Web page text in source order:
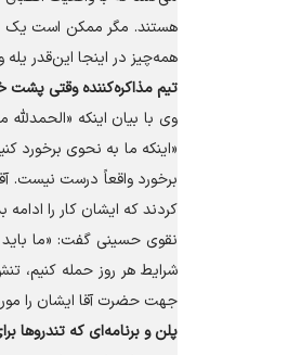
هستند. مگر ممکن است یک
همه‌چیز در اینجا این‌قدر
تیم مذاکره‌کننده وقتی
وی با بیان اینکه
«اینکه ما به نحوی برخورد
برخورد واقعاً درست نیست.
کردند که ایشان کار را ادامه
نقوی حسینی گفت: «ما باید
شرایط هر روز حمله کنیم،
جهت حضرت آقا ایشان را مورد
پلن و برنامه‌ای که تندرو‌ها